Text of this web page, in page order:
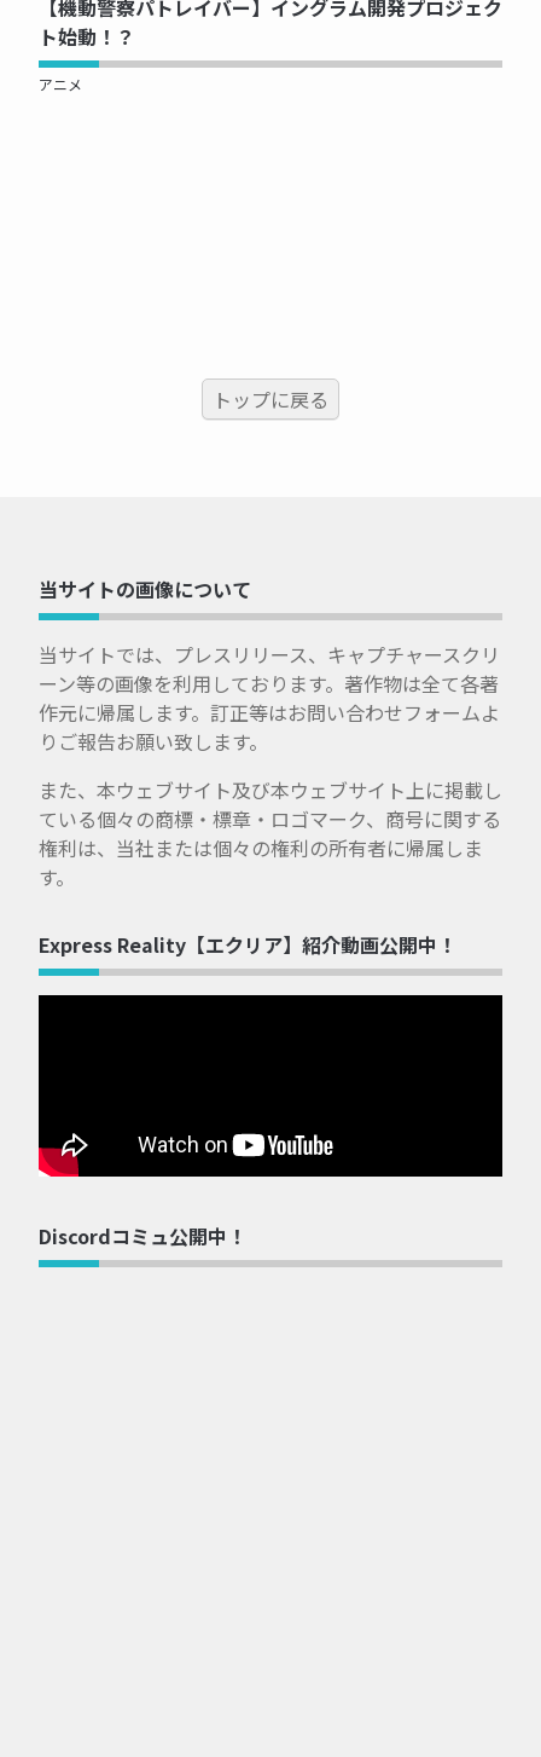
【機動警察パトレイバー】イングラム開発プロジェク
ト始動！？
アニメ
トップに戻る
当サイトの画像について
当サイトでは、プレスリリース、キャプチャースクリ
ーン等の画像を利用しております。著作物は全て各著
作元に帰属します。訂正等はお問い合わせフォームよ
りご報告お願い致します。
また、本ウェブサイト及び本ウェブサイト上に掲載し
ている個々の商標・標章・ロゴマーク、商号に関する
権利は、当社または個々の権利の所有者に帰属しま
す。
Express Reality【エクリア】紹介動画公開中！
Discordコミュ公開中！